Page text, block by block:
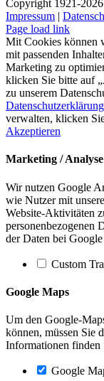
Copyright 1921-
Impressum |
Page load link
Mit Cookies können
mit passenden
Marketing zu
klicken Sie bitte auf
zu unserem
Datenschutzerklärung
verwalten, klicken
Akzeptieren
Marketing / Analyse
Wir nutzen Google
wie Nutzer mit
Website-Aktivitäten
personenbezogenen
der Daten bei
Custom
Google Maps
Um den Google-
können, müssen Sie
Informationen finden
Google